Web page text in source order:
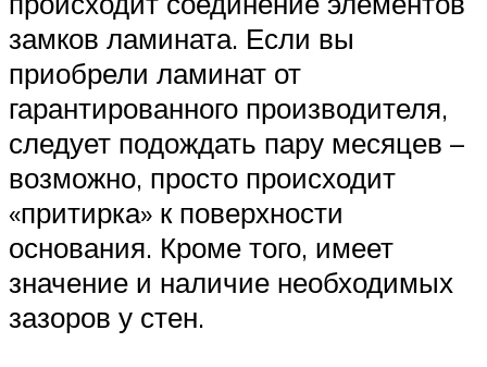
замков ламината. Если вы
приобрели ламинат от
гарантированного производителя,
следует подождать пару месяцев –
возможно, просто происходит
«притирка» к поверхности
основания. Кроме того, имеет
значение и наличие необходимых
зазоров у стен.